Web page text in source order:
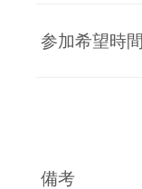
参加希望時間
備考